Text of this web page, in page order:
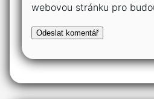
webovou stránku pro